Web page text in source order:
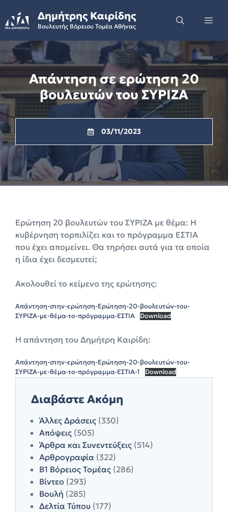
to
content
Δημήτρης Καιρίδης
Βουλευτής Βόρειου Τομέα Αθήνας
Απάντηση σε ερώτηση 20
βουλευτών του ΣΥΡΙΖΑ
03/11/2023
Ερώτηση 20 βουλευτών του ΣΥΡΙΖΑ με θέμα: Η
κυβέρνηση τορπιλίζει και το πρόγραμμα ΕΣΤΙΑ
που έχει απομείνει. Θα τηρήσει αυτά για τα οποία
η ίδια έχει δεσμευτεί;
Ακολουθεί το κείμενο της ερώτησης:
Απάντηση-στην-ερώτηση-Ερώτηση-20-βουλευτών-του-
ΣΥΡΙΖΑ-με-θέμα-το-πρόγραμμα-ΕΣΤΙΑ
Download
Η απάντηση του Δημήτρη Καιρίδη:
Απάντηση-στην-ερώτηση-Ερώτηση-20-βουλευτών-του-
ΣΥΡΙΖΑ-με-θέμα-το-πρόγραμμα-ΕΣΤΙΑ-1
Download
Διαβάστε Ακόμη
Άλλες Δράσεις (330)
Απόψεις (505)
Άρθρα και Συνεντεύξεις (514)
Αρθρογραφία (322)
Β1 Βόρειος Τομέας (286)
Βίντεο (293)
Βουλή (285)
Δελτία Τύπου (177)